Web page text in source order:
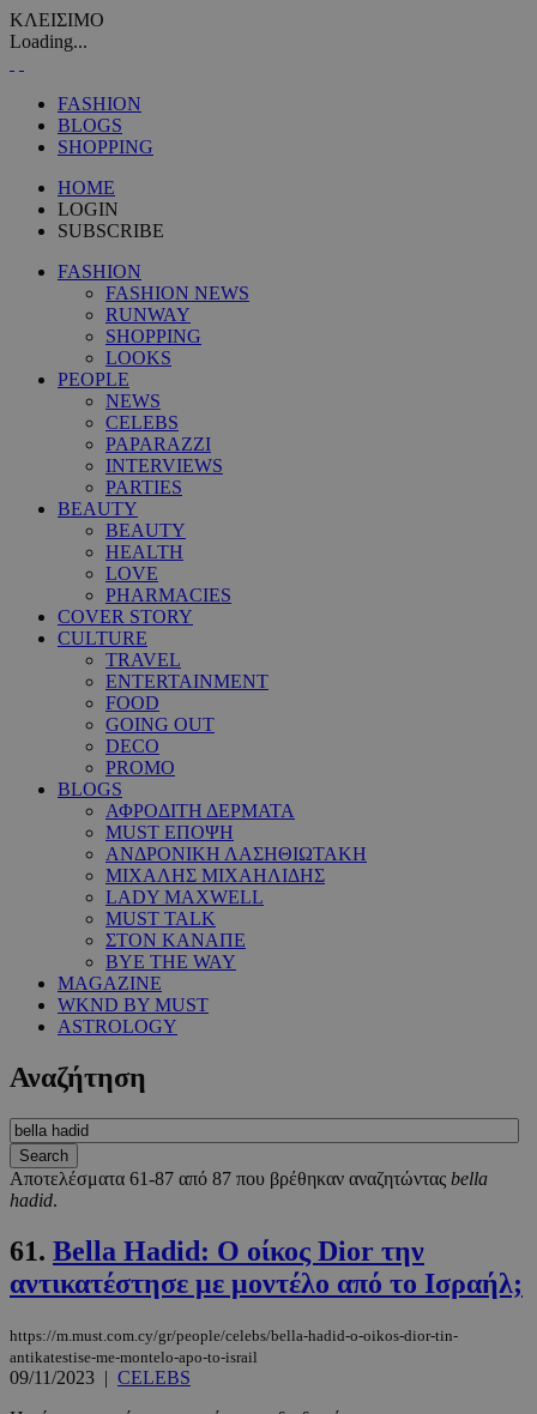
ΚΛΕΙΣΙΜΟ
Loading...
FASHION
BLOGS
SHOPPING
HOME
LOGIN
SUBSCRIBE
FASHION
FASHION NEWS
RUNWAY
SHOPPING
LOOKS
PEOPLE
NEWS
CELEBS
PAPARAZZI
INTERVIEWS
PARTIES
BEAUTY
BEAUTY
HEALTH
LOVE
PHARMACIES
COVER STORY
CULTURE
TRAVEL
ENTERTAINMENT
FOOD
GOING OUT
DECO
PROMO
BLOGS
ΑΦΡΟΔΙΤΗ ΔΕΡΜΑΤΑ
MUST ΕΠΟΨΗ
ΑΝΔΡΟΝΙΚΗ ΛΑΣΗΘΙΩΤΑΚΗ
ΜΙΧΑΛΗΣ ΜΙΧΑΗΛΙΔΗΣ
LADY MAXWELL
MUST TALK
ΣΤΟΝ ΚΑΝΑΠΕ
BYE THE WAY
MAGAZINE
WKND BY MUST
ASTROLOGY
Αναζήτηση
Αποτελέσματα 61-87 από 87 που βρέθηκαν αναζητώντας bella
hadid.
61. Bella Hadid: Ο οίκος Dior την
αντικατέστησε με μοντέλο από το Ισραήλ;
https://m.must.com.cy/gr/people/celebs/bella-hadid-o-oikos-dior-tin-
antikatestise-me-montelo-apo-to-israil
09/11/2023 | CELEBS